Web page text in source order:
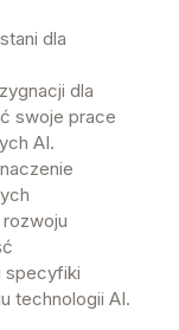
dla
dla
swoje prace
AI.
specyfiki
technologii AI.